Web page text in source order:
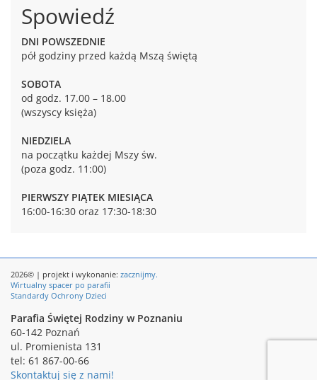
Spowiedź
DNI POWSZEDNIE
pół godziny przed każdą Mszą świętą
SOBOTA
od godz. 17.00 – 18.00
(wszyscy księża)
NIEDZIELA
na początku każdej Mszy św.
(poza godz. 11:00)
PIERWSZY PIĄTEK MIESIĄCA
16:00-16:30 oraz 17:30-18:30
2026© | projekt i wykonanie: zacznijmy.
Wirtualny spacer po parafii
Standardy Ochrony Dzieci
Parafia Świętej Rodziny w Poznaniu
60-142 Poznań
ul. Promienista 131
tel: 61 867-00-66
Skontaktuj się z nami!